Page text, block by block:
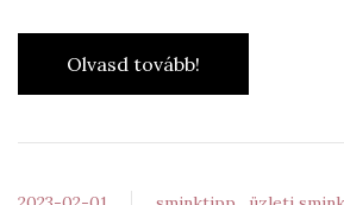
Olvasd tovább!